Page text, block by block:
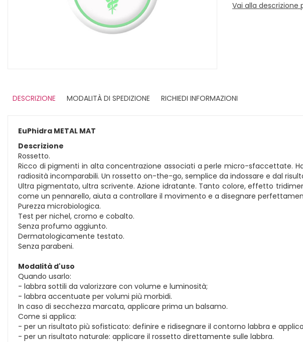
Vai alla descrizione
DESCRIZIONE
MODALITÀ DI SPEDIZIONE RICHIEDI INFORMAZIONI
EuPhidra METAL MAT
Descrizione
Rossetto.
Ricco di pigmenti in alta concentrazione associati a perle micro-sfaccettate.
radiosità incomparabili. Un rossetto on-the-go, semplice da indossare e dal
Ultra pigmentato, ultra scrivente. Azione idratante. Tanto colore, effetto
come un pennarello, aiuta a controllare il movimento e a disegnare
Purezza microbiologica.
Test per nichel, cromo e cobalto.
Senza profumo aggiunto.
Dermatologicamente testato.
Senza parabeni.
Modalità d'uso
Quando usarlo:
- labbra sottili da valorizzare con volume e luminosità;
- labbra accentuate per volumi più morbidi.
In caso di secchezza marcata, applicare prima un balsamo.
Come si applica:
- per un risultato più sofisticato: definire e ridisegnare il contorno labbra e
- per un risultato naturale: applicare il rossetto direttamente sulle labbra.